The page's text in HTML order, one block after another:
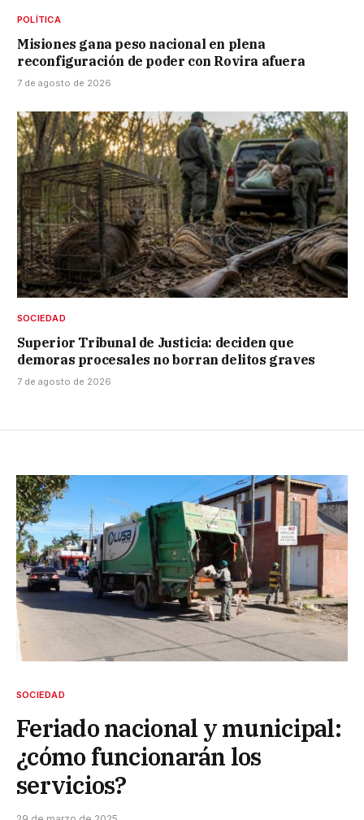
POLÍTICA
Misiones gana peso nacional en plena
reconfiguración de poder con Rovira afuera
7 de agosto de 2026
SOCIEDAD
Superior Tribunal de Justicia: deciden que
demoras procesales no borran delitos graves
7 de agosto de 2026
SOCIEDAD
Feriado nacional y municipal:
¿cómo funcionarán los
servicios?